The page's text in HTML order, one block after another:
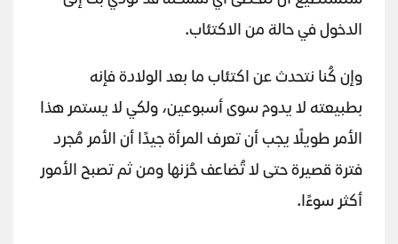
الدخول في حالة من الاكتئاب.
وإن كُنا نتحدث عن اكتئاب ما بعد الولادة فإنه
بطبيعته لا يدوم سوى أسبوعين، ولكي لا يستمر هذا
الأمر طويلًا يجب أن تعرف المرأة جيدًا أن الأمر مُجرد
فترة قصيرة حتى لا تُضاعف حُزنها ومن ثم تصبح الأمور
أكثر سوءًا.